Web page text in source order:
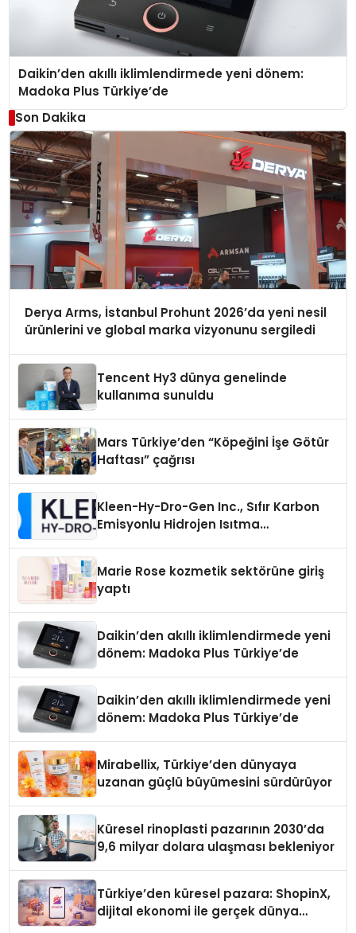
Daikin’den akıllı iklimlendirmede yeni dönem:
Madoka Plus Türkiye’de
Son Dakika
Derya Arms, İstanbul Prohunt 2026’da yeni nesil
ürünlerini ve global marka vizyonunu sergiledi
Tencent Hy3 dünya genelinde
kullanıma sunuldu
Mars Türkiye’den “Köpeğini İşe Götür
Haftası” çağrısı
Kleen-Hy-Dro-Gen Inc., Sıfır Karbon
Emisyonlu Hidrojen Isıtma
Marie Rose kozmetik sektörüne giriş
yaptı
Daikin’den akıllı iklimlendirmede yeni
dönem: Madoka Plus Türkiye’de
Daikin’den akıllı iklimlendirmede yeni
dönem: Madoka Plus Türkiye’de
Mirabellix, Türkiye’den dünyaya
uzanan güçlü büyümesini sürdürüyor
Küresel rinoplasti pazarının 2030’da
9,6 milyar dolara ulaşması bekleniyor
Türkiye’den küresel pazara: ShopinX,
dijital ekonomi ile gerçek dünya